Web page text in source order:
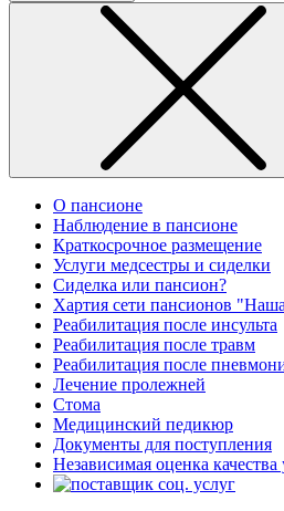
О пансионе
Наблюдение в пансионе
Краткосрочное размещение
Услуги медсестры и сиделки
Сиделка или пансион?
Хартия сети пансионов
Реабилитация после инсульта
Реабилитация после травм
Реабилитация после
Лечение пролежней
Стома
Медицинский педикюр
Документы для поступления
Независимая оценка